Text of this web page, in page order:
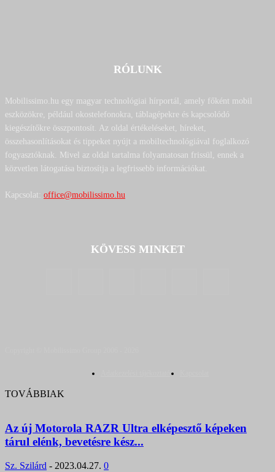
RÓLUNK
Mobilissimo.hu egy magyar technológiai hírportál, amely főként mobil
eszközökre, például okostelefonokra, táblagépekre és kapcsolódó
kiegészítőkre összpontosít. Az oldal értékeléseket, híreket,
összehasonlításokat és tippeket nyújt a mobiltechnológiával foglalkozó
fogyasztóknak. Mivel az oldal tartalma folyamatosan frissül, ennek a
közvetlen látogatása biztosítja a legfrissebb információkat.
Kapcsolat: office@mobilissimo.hu
KÖVESS MINKET
TOVÁBBIAK
Az új Motorola RAZR Ultra elképesztő képeken
tárul elénk, bevetésre kész...
Sz. Szilárd - 2023.04.27. 0